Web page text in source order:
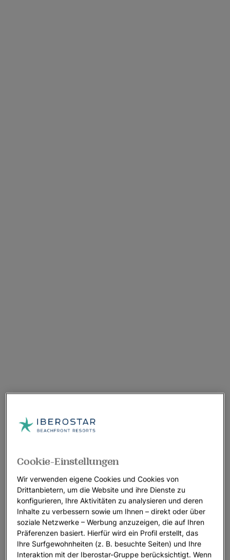
Cookie-Einstellungen
Wir verwenden eigene Cookies und Cookies von
Drittanbietern, um die Website und ihre Dienste zu
konfigurieren, Ihre Aktivitäten zu analysieren und deren
Inhalte zu verbessern sowie um Ihnen – direkt oder über
soziale Netzwerke – Werbung anzuzeigen, die auf Ihren
Präferenzen basiert. Hierfür wird ein Profil erstellt, das
Ihre Surfgewohnheiten (z. B. besuchte Seiten) und Ihre
Interaktion mit der Iberostar-Gruppe berücksichtigt. Wenn